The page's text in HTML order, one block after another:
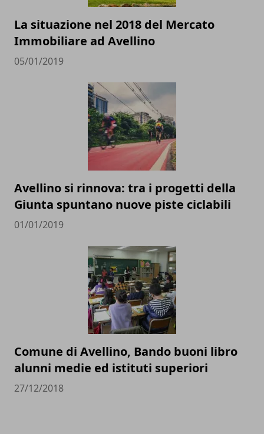
La situazione nel 2018 del Mercato
Immobiliare ad Avellino
05/01/2019
Avellino si rinnova: tra i progetti della
Giunta spuntano nuove piste ciclabili
01/01/2019
Comune di Avellino, Bando buoni libro
alunni medie ed istituti superiori
27/12/2018